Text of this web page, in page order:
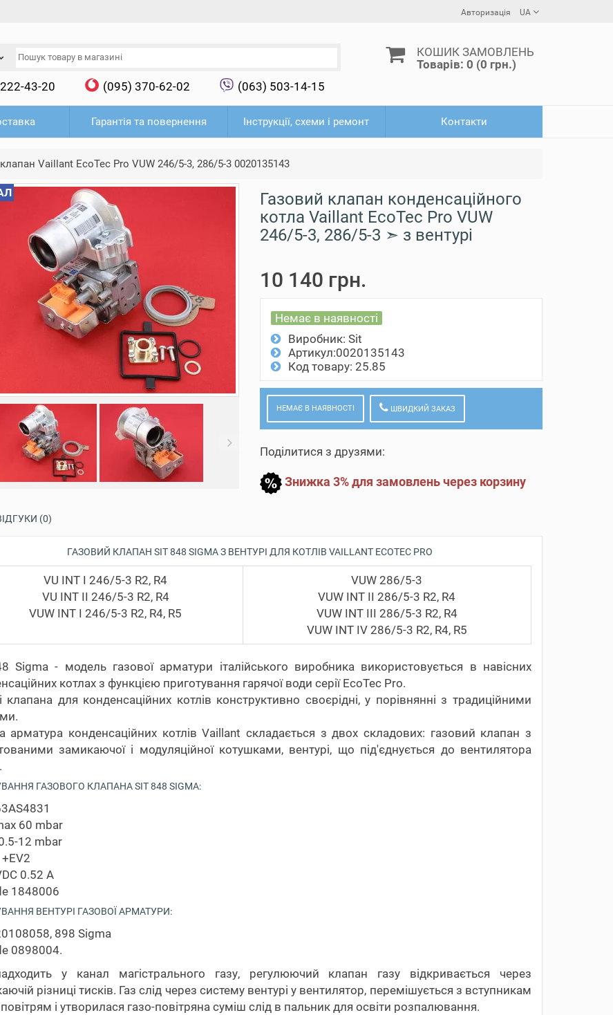
Авторизація UA
43-20 (095) 370-62-02 (063) 503-14-15
КОШИК ЗАМОВЛЕНЬ
Товарів: 0 (0 грн.)
Гарантія та повернення Інструкції, схеми і ремонт Контакти
Vaillant EcoTec Pro VUW 246/5-3, 286/5-3 0020135143
Газовий клапан конденсаційного
котла Vaillant EcoTec Pro VUW
246/5-3, 286/5-3 ➣ з вентурі
10 140 грн.
Немає в наявності
Виробник:Sit
Артикул:0020135143
Код товару: 25.85
НЕМАЄ В НАЯВНОСТІ ШВИДКИЙ ЗАКАЗ
Поділитися з друзями:
Знижка 3% для замовлень через корзину
(0)
ГАЗОВИЙ КЛАПАН SIT 848 SIGMA З ВЕНТУРІ ДЛЯ КОТЛІВ VAILLANT ECOTEC PRO
VU INT I 246/5-3 R2, R4
VU INT II 246/5-3 R2, R4
VUW INT I 246/5-3 R2, R4, R5
VUW 286/5-3
VUW INT II 286/5-3 R2, R4
VUW INT III 286/5-3 R2, R4
VUW INT IV 286/5-3 R2, R4, R5
Sigma - модель газової арматури італійського виробника використовується в навісних
котлах з функцією приготування гарячої води серії EcoTec Pro.
клапана для конденсаційних котлів конструктивно своєрідні, у порівнянні з традиційними
арматура конденсаційних котлів Vaillant складається з двох складових: газовий клапан з
замикаючої і модуляційної котушками, вентурі, що під'єднується до вентилятора
ГАЗОВОГО КЛАПАНА SIT 848 SIGMA:
60 mbar
12 mbar
0.52 A
1848006
ВЕНТУРІ ГАЗОВОЇ АРМАТУРИ:
898 Sigma
0898004.
у канал магістрального газу, регулюючий клапан газу відкривається через
різниці тисків. Газ слід через систему вентурі у вентилятор, перемішується з вступникам
і утворилася газо-повітряна суміш слід в пальник для освіти розпалювання.